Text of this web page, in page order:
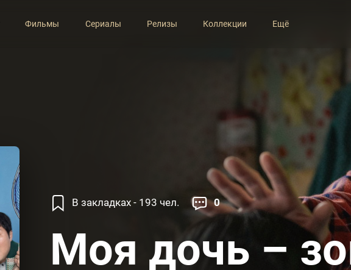
Фильмы Сериалы Релизы Коллекции Ещё
В закладках - 193 чел. 0
Моя дочь –